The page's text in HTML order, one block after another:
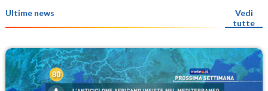
Ultime news
Vedi
tutte